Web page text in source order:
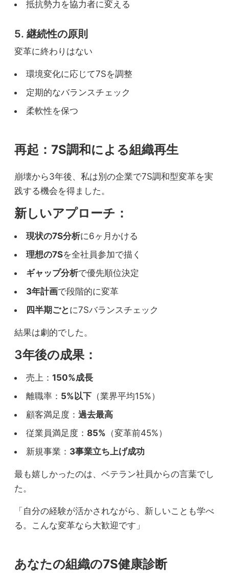
変革度：50%
✓ 社員の受容度：良好
Staff（人材）
既存社員の再教育プログラム実施
新規採用は段階的に
メンター制度導入
スキル転換率：30%
⚠️ 教育投資の増額必要
Skills（スキル）
組織能力の変化
デジタルスキル：基礎レベル獲得
既存技術力：維持・活用
新旧スキルの融合進行中
目標達成度：25%
⚠️ 長期的視点で育成中
抵抗勢力を協力者に変える
5. 継続性の原則
変革に終わりはない
環境変化に応じて7Sを調整
定期的なバランスチェック
柔軟性を保つ
再起：7S調和による組織再生
崩壊から3年後、私は別の企業で7S調和型変革を実
践する機会を得ました。
新しいアプローチ：
現状の7S分析に6ヶ月かける
理想の7Sを全社員参加で描く
ギャップ分析で優先順位決定
3年計画で段階的に変革
四半期ごと に7Sバランスチェック
結果は劇的でした。
3年後の成果：
売上： 150%成長
離職率： 5%以下 （業界平均15%）
顧客満足度： 過去最高
従業員満足度： 85% （変革前45%）
新規事業： 3事業立ち上げ成功
最も嬉しかったのは、ベテラン社員からの言葉でし
た。
「自分の経験が活かされながら、新しいことも学べ
る。こんな変革なら大歓迎です」
あなたの組織の7S健康診断